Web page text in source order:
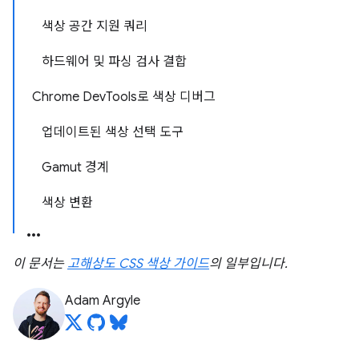
색상 공간 지원 쿼리
하드웨어 및 파싱 검사 결합
Chrome DevTools로 색상 디버그
업데이트된 색상 선택 도구
Gamut 경계
색상 변환
이 문서는 고해상도 CSS 색상 가이드의 일부입니다.
Adam Argyle